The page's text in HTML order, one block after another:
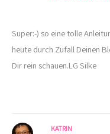
Super:-) so eine tolle
heute durch Zufall Deinen
Dir rein schauen.LG Silke
KATRIN